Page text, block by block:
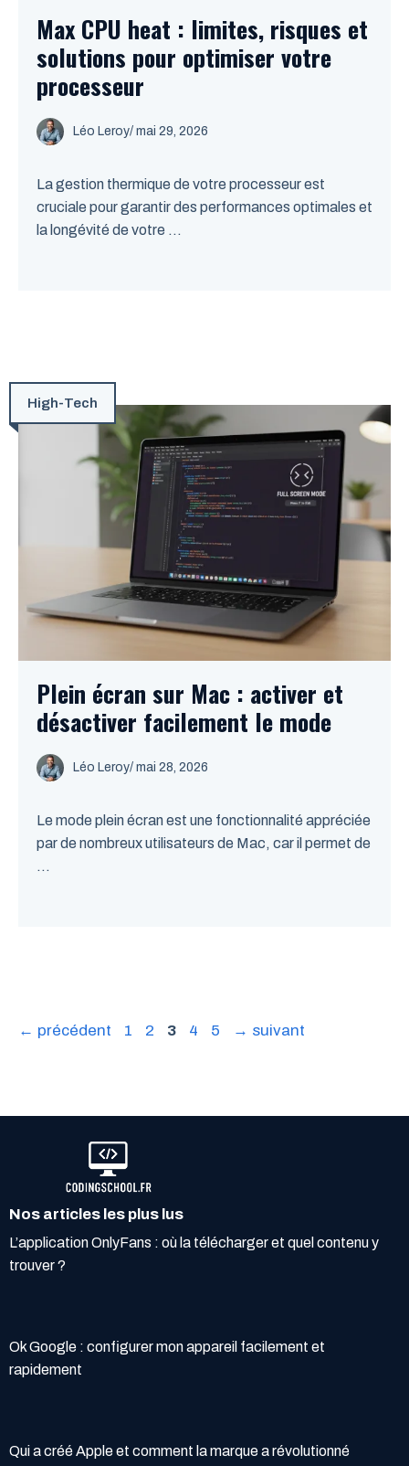
Max CPU heat : limites, risques et
solutions pour optimiser votre
processeur
Léo Leroy/ mai 29, 2026
La gestion thermique de votre processeur est
cruciale pour garantir des performances optimales et
la longévité de votre ...
High-Tech
Plein écran sur Mac : activer et
désactiver facilement le mode
Léo Leroy/ mai 28, 2026
Le mode plein écran est une fonctionnalité appréciée
par de nombreux utilisateurs de Mac, car il permet de
...
← précédent Page
1 Page
2 Page
3 Page
4 Page
5 → suivant
Nos articles les plus lus
L’application OnlyFans : où la télécharger et quel contenu y
trouver ?
Ok Google : configurer mon appareil facilement et
rapidement
Qui a créé Apple et comment la marque a révolutionné